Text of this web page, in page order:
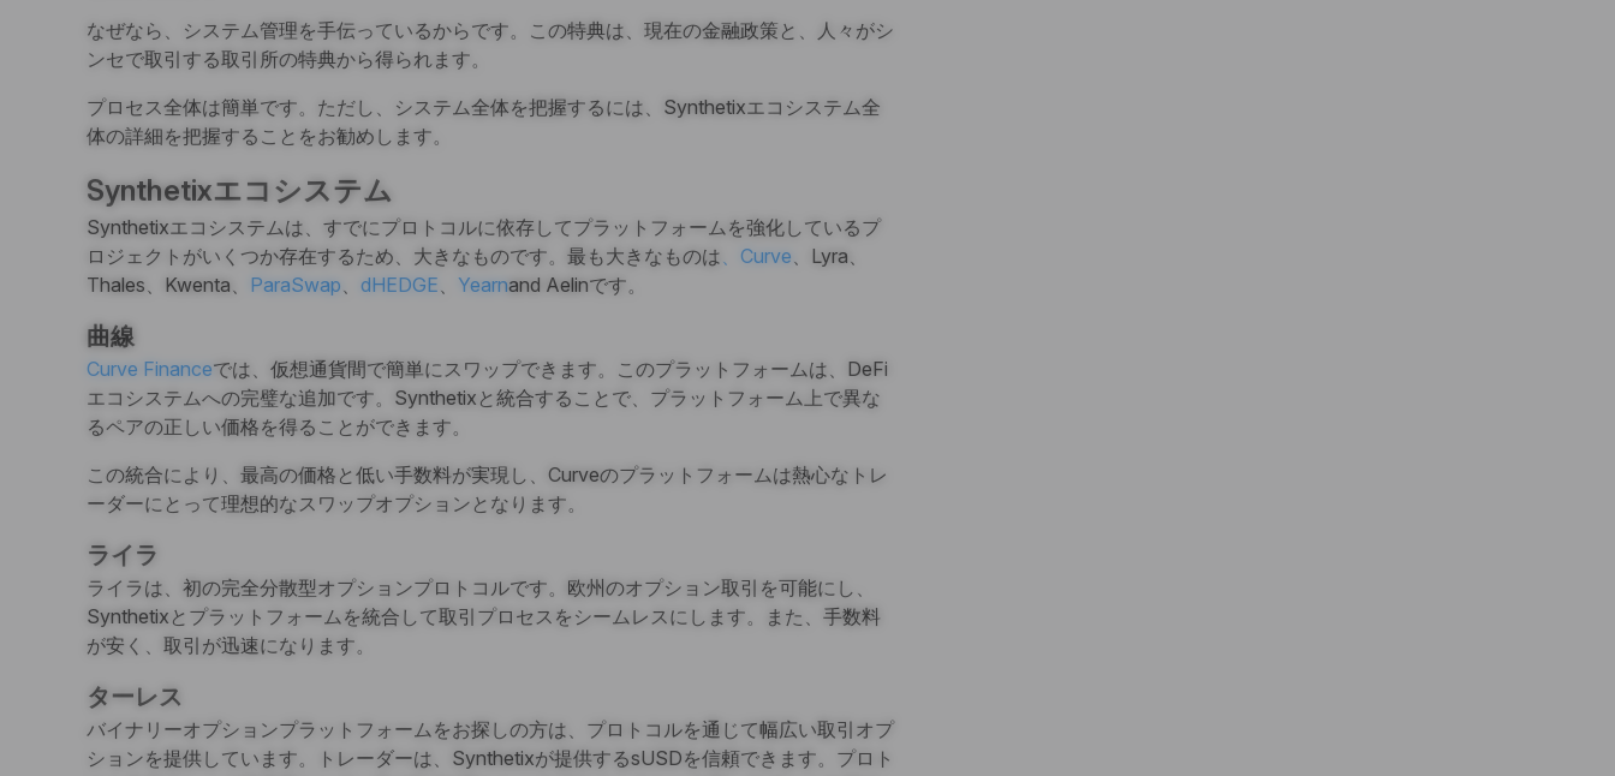
なぜなら、システム管理を手伝っているからです。この特典は、現在の金融政策と、人々がシ
ンセで取引する取引所の特典から得られます。
プロセス全体は簡単です。ただし、システム全体を把握するには、Synthetixエコシステム全
体の詳細を把握することをお勧めします。
Synthetixエコシステム
Synthetixエコシステムは、すでにプロトコルに依存してプラットフォームを強化しているプ
ロジェクトがいくつか存在するため、大きなものです。最も大きなものは、Curve、Lyra、
Thales、Kwenta、 ParaSwap、 dHEDGE、 Yearnand Aelinです。
曲線
Curve Financeでは、仮想通貨間で簡単にスワップできます。このプラットフォームは、DeFi
エコシステムへの完璧な追加です。Synthetixと統合することで、プラットフォーム上で異な
るペアの正しい価格を得ることができます。
この統合により、最高の価格と低い手数料が実現し、Curveのプラットフォームは熱心なトレ
ーダーにとって理想的なスワップオプションとなります。
ライラ
ライラは、初の完全分散型オプションプロトコルです。欧州のオプション取引を可能にし、
Synthetixとプラットフォームを統合して取引プロセスをシームレスにします。また、手数料
が安く、取引が迅速になります。
ターレス
バイナリーオプションプラットフォームをお探しの方は、プロトコルを通じて幅広い取引オプ
ションを提供しています。トレーダーは、Synthetixが提供するsUSDを信頼できます。プロト